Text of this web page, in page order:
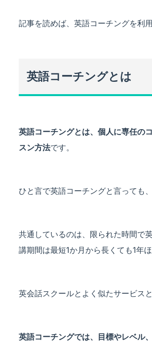
記事を読めば、英語コーチングを利
英語コーチングとは
英語コーチングとは、個人に専任の
スン方法です。
ひと言で英語コーチングと言っても
共通しているのは、限られた時間で
講期間は最短1か月から長くても1年ほ
英会話スクールとよく似たサービス
英語コーチングでは、目標やレベル